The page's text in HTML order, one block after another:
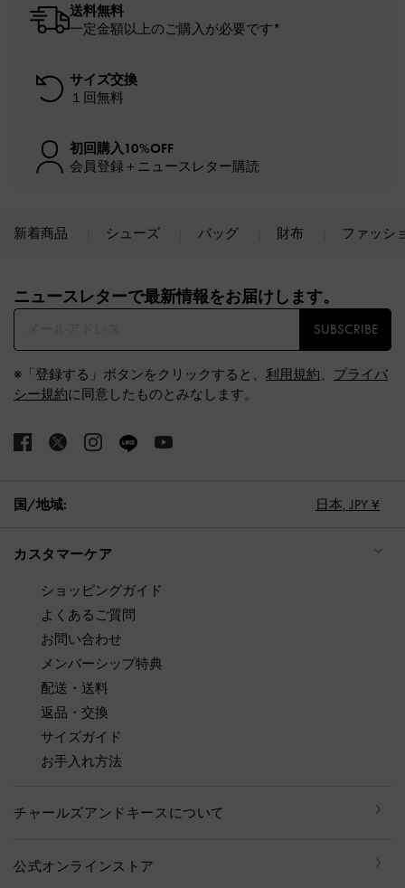
送料無料
一定金額以上のご購入が必要です*
サイズ交換
１回無料
初回購入10%OFF
会員登録＋ニュースレター購読
新着商品 シューズ バッグ 財布 ファッシ
ニュースレターで最新情報をお届けします。​
SUBSCRIBE
※「登録する」ボタンをクリックすると、 利用規約、 プライバ
シー規約に同意したものとみなします。
国/地域: 日本, JPY ¥
カスタマーケア
ショッピングガイド
よくあるご質問
お問い合わせ
メンバーシップ特典
配送・送料
返品・交換
サイズガイド
お手入れ方法
チャールズアンドキースについて
公式オンラインストア